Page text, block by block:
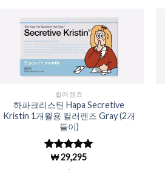
Add to
Wishlist
컬러렌즈
하파크리스틴 Hapa Secretive
Kristin 1개월용 컬러렌즈 Gray (2개
들이)
5 중에서
로 평
₩29,295